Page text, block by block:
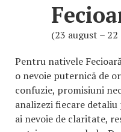
(23 august –
Pentru nativele
o nevoie puternică de
confuzie, promisiuni
analizezi fiecare
ai nevoie de claritate,